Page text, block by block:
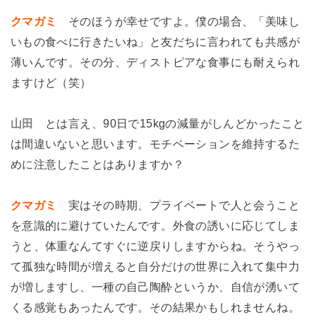
クマガミ そのほうが幸せですよ。僕の場合、「美味し
いもの食べに行きたいね」と友だちに言われても共感が
薄いんです。その分、ディストピアな食事にも耐えられ
ますけど（笑）
山田
とは言え、90日で15kgの減量がしんどかったこと
は間違いないと思います。モチベーションを維持するた
めに注意したことはありますか？
クマガミ 実はその時期、プライベートで人と会うこと
を意識的に避けていたんです。外食の誘いに応じてしま
うと、体重なんてすぐに逆戻りしますからね。そうやっ
て孤独な時間が増えると自分だけの世界に入れて集中力
が増しますし、一種の自己陶酔というか、自信が湧いて
くる感覚もあったんです。その結果かもしれませんね。